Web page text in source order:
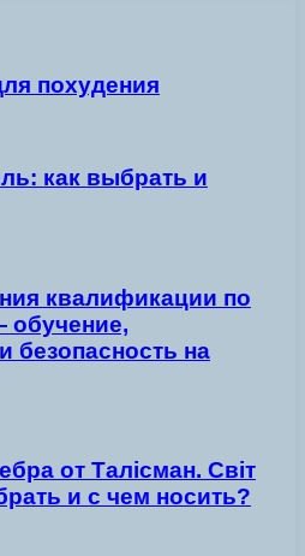
похудения
как выбрать и
квалификации по
обучение,
безопасность на
от Талісман. Світ
и с чем носить?